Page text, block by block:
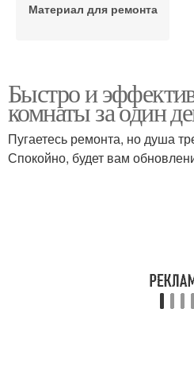
Материал для ремонта
Быстро и
комнаты за один
Пугаетесь ремонта, но душа
Спокойно, будет вам